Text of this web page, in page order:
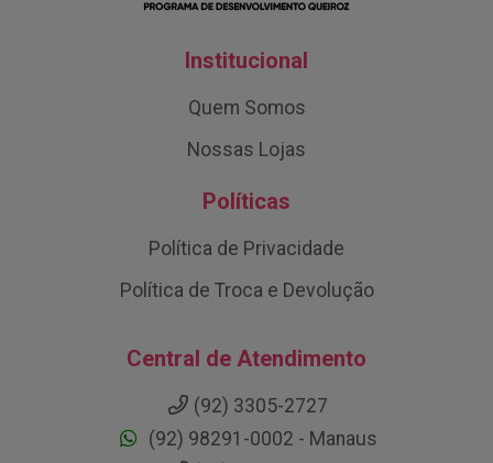
Institucional
Quem Somos
Nossas Lojas
Políticas
Política de Privacidade
Política de Troca e Devolução
Central de Atendimento
(92) 3305-2727
(92) 98291-0002 - Manaus